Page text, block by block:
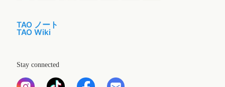
TAO ノート
TAO Wiki
Stay connected